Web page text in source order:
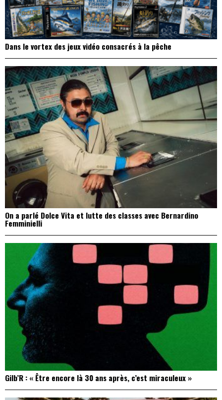
Dans le vortex des jeux vidéo consacrés à la pêche
On a parlé Dolce Vita et lutte des classes avec Bernardino
Femminielli
Gilb’R : « Être encore là 30 ans après, c’est miraculeux »